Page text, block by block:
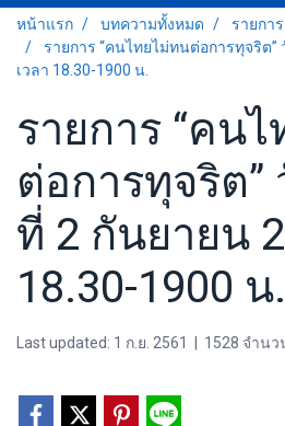
หน้าแรก บทความทั้งหมด
รายกา
รายการ “คนไทยไม่ทนต่อการทุจริต”
เวลา 18.30-1900 น.
รายการ “คน
ต่อการทุจริต”
ที่ 2 กันยายน
18.30-1900 น.
Last updated: 1 ก.ย. 2561 1528 จำน